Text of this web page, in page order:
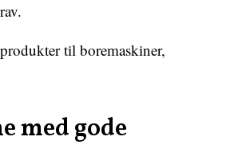
til boremaskiner,
med gode